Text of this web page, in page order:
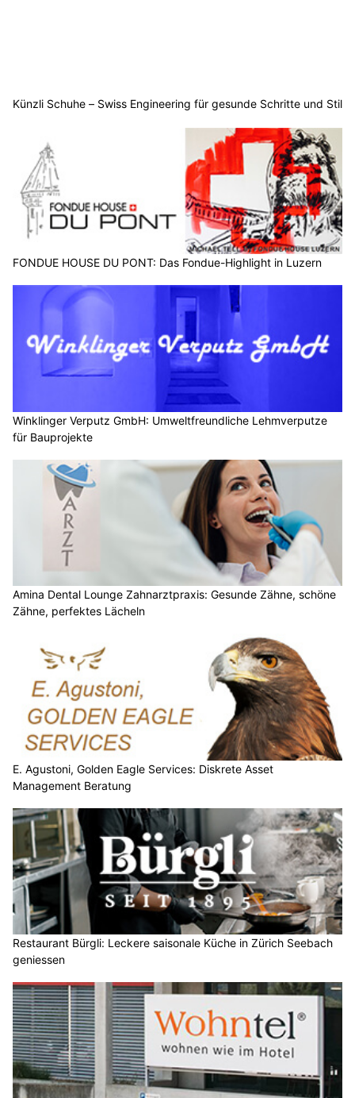
Künzli Schuhe – Swiss Engineering für gesunde Schritte und Stil
FONDUE HOUSE DU PONT: Das Fondue-Highlight in Luzern
Winklinger Verputz GmbH: Umweltfreundliche Lehmverputze
für Bauprojekte
Amina Dental Lounge Zahnarztpraxis: Gesunde Zähne, schöne
Zähne, perfektes Lächeln
E. Agustoni, Golden Eagle Services: Diskrete Asset
Management Beratung
Restaurant Bürgli: Leckere saisonale Küche in Zürich Seebach
geniessen